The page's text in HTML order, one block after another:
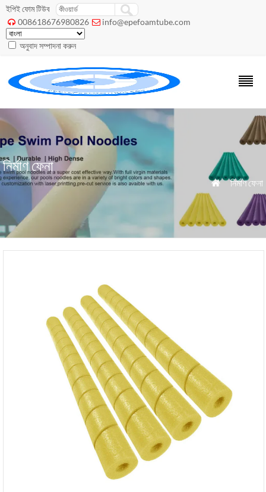
ইপিই ফোম টিউব
 008618676980826  info@epefoamtube.com
অনুবাদ সম্পাদনা করুন
নির্মাণ ফেনা
 »নির্মাণ ফেনা